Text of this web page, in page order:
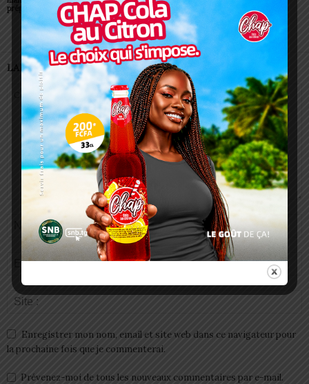
préparent à transmettre
Lomé
LAISSER UN COMMENTAIRE
Enregistrer mon nom, email et site web dans ce navigateur pour
la prochaine fois que je commenterai.
Prévenez-moi de tous les nouveaux commentaires par e-mail.